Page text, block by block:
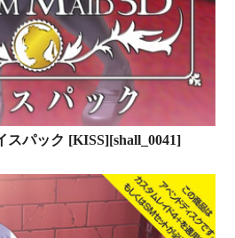
スパック [KISS][shall_0041]